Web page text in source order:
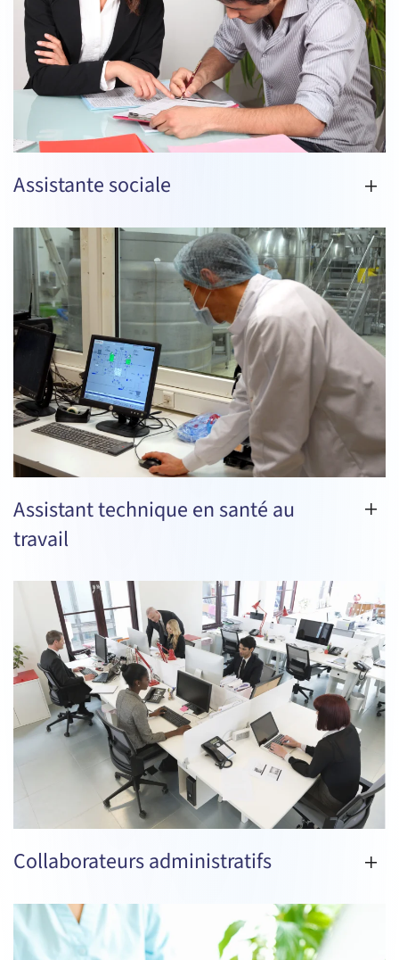
Assistante sociale
Assistant technique en santé au
travail
Collaborateurs administratifs